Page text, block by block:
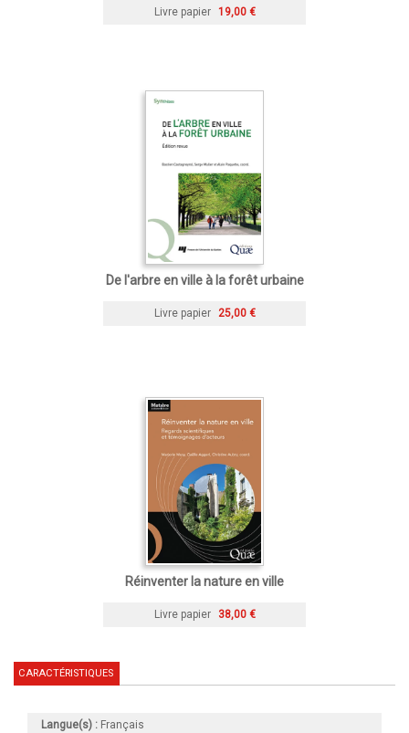
Livre papier 19,00 €
De l'arbre en ville à la forêt urbaine
Livre papier 25,00 €
Réinventer la nature en ville
Livre papier 38,00 €
CARACTÉRISTIQUES
Langue(s) : Français